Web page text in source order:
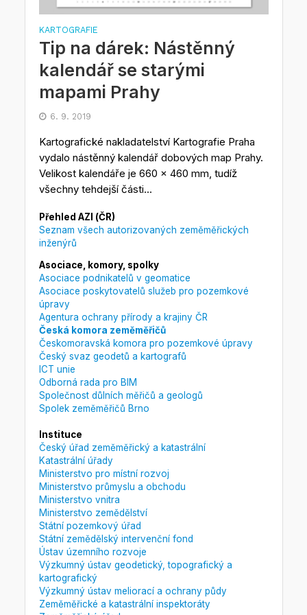
KARTOGRAFIE
Tip na dárek: Nástěnný
kalendář se starými
mapami Prahy
6. 9. 2019
Kartografické nakladatelství Kartografie Praha
vydalo nástěnný kalendář dobových map Prahy.
Velikost kalendáře je 660 x 460 mm, tudíž
všechny tehdejší části...
Přehled AZI (ČR)
Seznam všech autorizovaných zeměměřických
inženýrů
Asociace, komory, spolky
Asociace podnikatelů v geomatice
Asociace poskytovatelů služeb pro pozemkové
úpravy
Agentura ochrany přírody a krajiny ČR
Česká komora zeměměřičů
Českomoravská komora pro pozemkové úpravy
Český svaz geodetů a kartografů
ICT unie
Odborná rada pro BIM
Společnost důlních měřičů a geologů
Spolek zeměměřičů Brno
Instituce
Český úřad zeměměřický a katastrální
Katastrální úřady
Ministerstvo pro místní rozvoj
Ministerstvo průmyslu a obchodu
Ministerstvo vnitra
Ministerstvo zemědělství
Státní pozemkový úřad
Státní zemědělský intervenční fond
Ústav územního rozvoje
Výzkumný ústav geodetický, topografický a
kartografický
Výzkumný ústav meliorací a ochrany půdy
Zeměměřické a katastrální inspektoráty